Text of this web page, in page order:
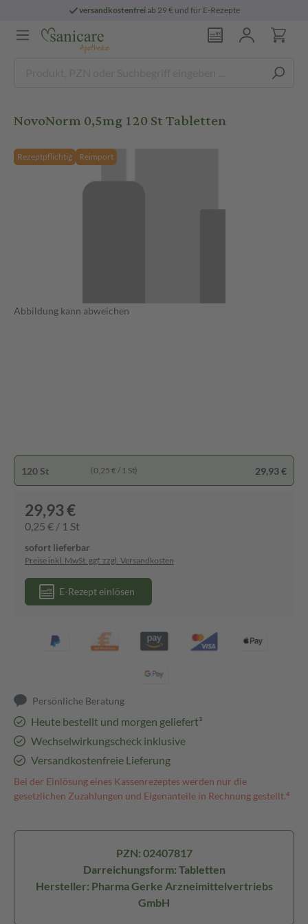
versandkostenfreiab 29 € und für E-Rezepte
NovoNorm 0,5mg 120 St Tabletten
Rezeptpflichtig Reimport
Abbildung kann abweichen
120 St (0,25 € / 1 St) 29,93 €
29,93 €
0,25 € / 1 St
sofort lieferbar
Preise inkl. MwSt. ggf. zzgl. Versandkosten
E-Rezept einlösen
Persönliche Beratung
Heute bestellt und morgen geliefert³
Wechselwirkungscheck inklusive
Versandkostenfreie Lieferung
Bei der Einlösung eines Kassenrezeptes werden nur die
gesetzlichen Zuzahlungen und Eigenanteile in Rechnung gestellt.⁴
PZN: 02407817
Darreichungsform: Tabletten
Hersteller: Pharma Gerke Arzneimittelvertriebs
GmbH